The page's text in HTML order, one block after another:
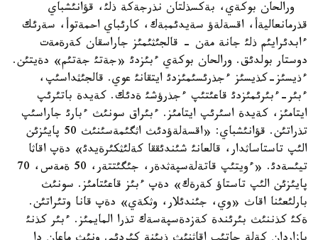
ورالحان بوكةي، بةكسذلتان نذرجةكة ذلئ، قؤانئشباي
قذرمانعاليةأ، اقسةلةؤ سةيدئمبةك، كارئباي احمةتوأ، سةرئك
ءابدئرايئم ذلئ جانة مةن - قالجئثئمئز جاراسقان كةرةمةت
دوستار بولدئق. ورالحان بوكةي ءبئزدئ «جةتئ جةتئم» دةيتئن.
ءذيسئز-كذيسئز ءجذرئسئمئزدئ ايتقانئ عوي. قالجئثداسئپ،
ءبئر-ءبئرئمئزدئ قاعئتئپ ءجذرؤشئ ةدئك. كةيدة باتئرئپ
ايتامئز، كةيدة اسئرئپ ايتامئز. ءبئراق سونئث ءبارئ جاراسئپ
تذراتئن. قؤانئشباي: «اقسةلةؤدئث اثگئمةسئنئث 50 پايئزئن
الئپ تاستاساثدار، قالعانئ شئندئققا كةلئثكئرةيدئ» دةپ اقاثا
تيئسةدئ. «ءويتئپ قاتةلةسپةثدةر، جئگئتتةر، 50 ةمةس، 70
پايئزئن الئپ تاستاؤ كةرةك» دةپ ءبئز قاعئتامئز. سونئث
بارلئعئنا اقاث «وي، جئندئلار، وثكةي» دةپ قانا وتئراتئن.
ةكئ كذننئث بئرئندة كةزدةسپةسةك تذرا المايمئز. ءبئر كذنئ